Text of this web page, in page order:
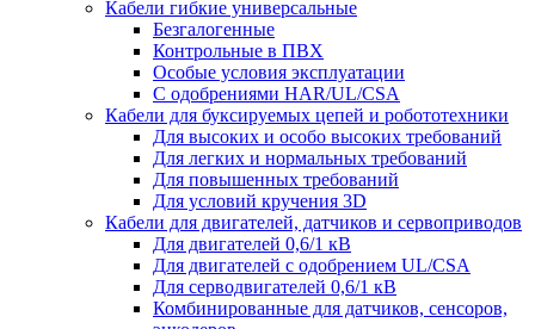
Кабели гибкие универсальные
Безгалогенные
Контрольные в ПВХ
Особые условия эксплуатации
С одобрениями HAR/UL/CSA
Кабели для буксируемых цепей и робототехники
Для высоких и особо высоких требований
Для легких и нормальных требований
Для повышенных требований
Для условий кручения 3D
Кабели для двигателей, датчиков и сервоприводов
Для двигателей 0,6/1 кВ
Для двигателей с одобрением UL/CSA
Для серводвигателей 0,6/1 кВ
Комбинированные для датчиков, cенсоров,